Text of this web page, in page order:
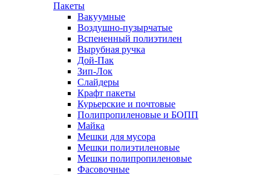
Пакеты
Вакуумные
Воздушно-пузырчатые
Вспененный полиэтилен
Вырубная ручка
Дой-Пак
Зип-Лок
Слайдеры
Крафт пакеты
Курьерские и почтовые
Полипропиленовые и БОПП
Майка
Мешки для мусора
Мешки полиэтиленовые
Мешки полипропиленовые
Фасовочные